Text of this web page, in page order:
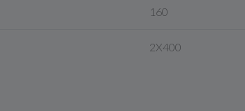
160
2X400